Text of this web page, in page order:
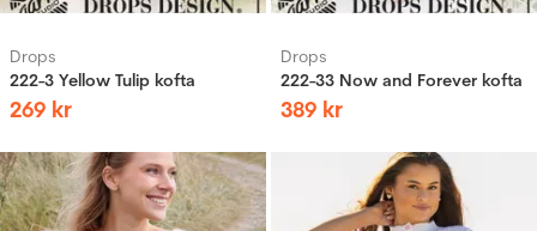
Drops
222-3 Yellow Tulip kofta
269 kr
Drops
222-33 Now and Forever kofta
389 kr